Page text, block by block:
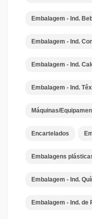
Embalagem - Ind.
Embalagem - Ind.
Embalagem - Ind.
Embalagem - Ind.
Máquinas/
Encartelados
Embalagens
Embalagem - Ind.
Embalagem - Ind. de